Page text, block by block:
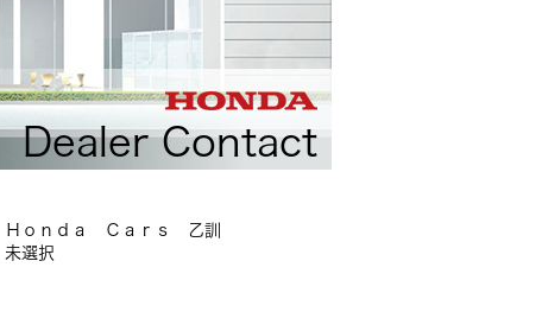
Dealer Contact
Ｈｏｎｄａ Ｃａｒｓ 乙訓
未選択